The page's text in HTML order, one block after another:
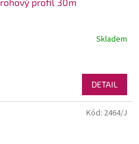
Skladem
DETAIL
Kód: 2464/J